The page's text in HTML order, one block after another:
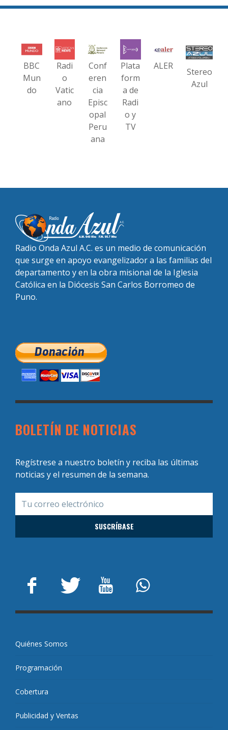
BBC
Mun
do
Radi
o
Vatic
ano
Conf
eren
cia
Episc
opal
Peru
ana
Plata
form
a de
Radi
o y
TV
ALER
Stereo
Azul
Radio Onda Azul A.C. es un medio de comunicación
que surge en apoyo evangelizador a las familias del
departamento y en la obra misional de la Iglesia
Católica en la Diócesis San Carlos Borromeo de
Puno.
BOLETÍN DE NOTICIAS
Regístrese a nuestro boletín y reciba las últimas
noticias y el resumen de la semana.
Quiénes Somos
Programación
Cobertura
Publicidad y Ventas